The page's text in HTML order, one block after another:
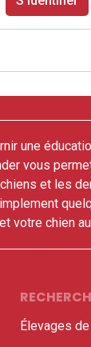
une
vous
et les
votre chien
Élevages